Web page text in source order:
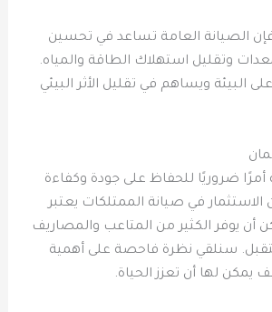
فإن الصيانة العامة تساعد في تحسين
وتقليل استهلاك الطاقة والمياه.
البيئة ويساهم في تقليل الأثر البيئي
أمرًا ضروريًا للحفاظ على جودة وكفاءة
الاستثمار في صيانة الممتلكات يعتبر
أن يوفر الكثير من المتاعب والمصاريف
سنلقي نظرة فاحصة على أهمية
يمكن لها أن تعزز الحياة.